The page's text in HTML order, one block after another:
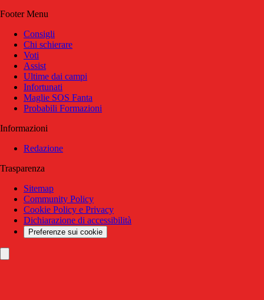
Footer Menu
Consigli
Chi schierare
Voti
Assist
Ultime dai campi
Infortunati
Maglie SOS Fanta
Probabili Formazioni
Informazioni
Redazione
Trasparenza
Sitemap
Community Policy
Cookie Policy e Privacy
Dichiarazione di accessibilità
Preferenze sui cookie